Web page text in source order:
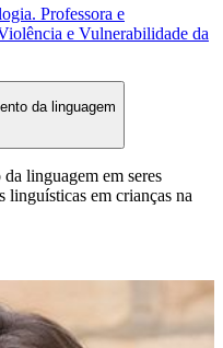
Professora e
e Vulnerabilidade da
da linguagem
linguagem em seres
linguísticas em crianças na